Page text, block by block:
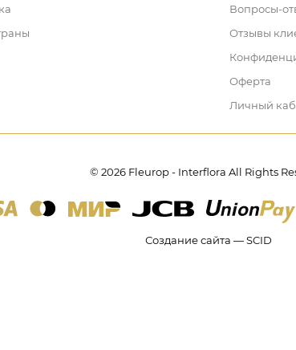
Вопросы-
Отзывы
Оферта
Личный
© 2026 Fleurop - Interflora All Rights
Создание сайта — SCID